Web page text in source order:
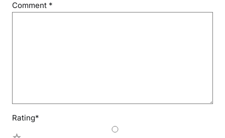
Comment *
Rating*